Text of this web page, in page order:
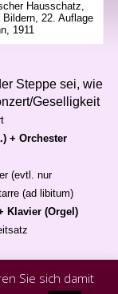
Hausschatz,
22. Auflage
1911
Steppe sei, wie
Geselligkeit
+ Orchester
(evtl. nur
(ad libitum)
Klavier (Orgel)
Sie sich damit